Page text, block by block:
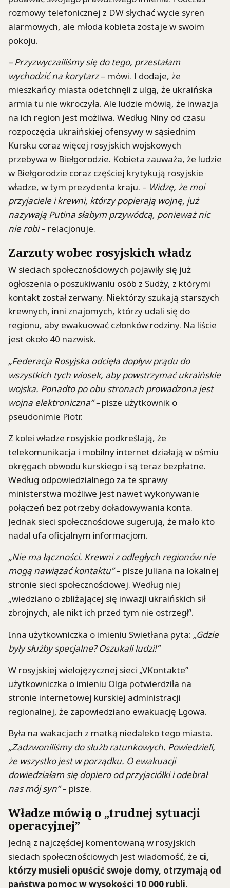
rozmowy telefonicznej z DW słychać wycie syren
alarmowych, ale młoda kobieta zostaje w swoim
pokoju.
– Przyzwyczailiśmy się do tego, przestałam
wychodzić na korytarz– mówi. I dodaje, że
mieszkańcy miasta odetchnęli z ulgą, że ukraińska
armia tu nie wkroczyła. Ale ludzie mówią, że inwazja
na ich region jest możliwa. Według Niny od czasu
rozpoczęcia ukraińskiej ofensywy w sąsiednim
Kursku coraz więcej rosyjskich wojskowych
przebywa w Biełgorodzie. Kobieta zauważa, że ludzie
w Biełgorodzie coraz częściej krytykują rosyjskie
władze, w tym prezydenta kraju. – Widzę, że moi
przyjaciele i krewni, którzy popierają wojnę, już
nazywają Putina słabym przywódcą, ponieważ nic
nie robi– relacjonuje.
Zarzuty wobec rosyjskich władz
W sieciach społecznościowych pojawiły się już
ogłoszenia o poszukiwaniu osób z Sudży, z którymi
kontakt został zerwany. Niektórzy szukają starszych
krewnych, inni znajomych, którzy udali się do
regionu, aby ewakuować członków rodziny. Na liście
jest około 40 nazwisk.
„Federacja Rosyjska odcięła dopływ prądu do
wszystkich tych wiosek, aby powstrzymać ukraińskie
wojska. Ponadto po obu stronach prowadzona jest
wojna elektroniczna” –pisze użytkownik o
pseudonimie Piotr.
Z kolei władze rosyjskie podkreślają, że
telekomunikacja i mobilny internet działają w ośmiu
okręgach obwodu kurskiego i są teraz bezpłatne.
Według odpowiedzialnego za te sprawy
ministerstwa możliwe jest nawet wykonywanie
połączeń bez potrzeby doładowywania konta.
Jednak sieci społecznościowe sugerują, że mało kto
nadal ufa oficjalnym informacjom.
„Nie ma łączności. Krewni z odległych regionów nie
mogą nawiązać kontaktu”– pisze Juliana na lokalnej
stronie sieci społecznościowej. Według niej
„wiedziano o zbliżającej się inwazji ukraińskich sił
zbrojnych, ale nikt ich przed tym nie ostrzegł”.
Inna użytkowniczka o imieniu Swietłana pyta: „Gdzie
były służby specjalne? Oszukali ludzi!”
W rosyjskiej wielojęzycznej sieci „VKontakte”
użytkowniczka o imieniu Olga potwierdziła na
stronie internetowej kurskiej administracji
regionalnej, że zapowiedziano ewakuację Lgowa.
Była na wakacjach z matką niedaleko tego miasta.
„Zadzwoniliśmy do służb ratunkowych. Powiedzieli,
że wszystko jest w porządku. O ewakuacji
dowiedziałam się dopiero od przyjaciółki i odebrał
nas mój syn”– pisze.
Władze mówią o „trudnej sytuacji
operacyjnej”
Jedną z najczęściej komentowaną w rosyjskich
sieciach społecznościowych jest wiadomość, że ci,
którzy musieli opuścić swoje domy, otrzymają od
państwa pomoc w wysokości 10 000 rubli.